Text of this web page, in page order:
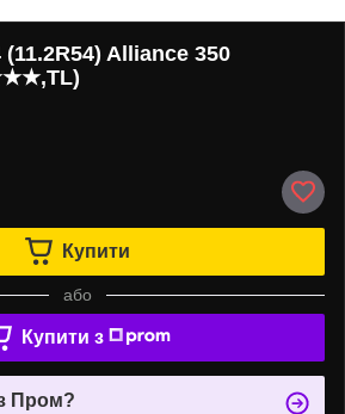
Alliance 350
Купити
або
Купити з
Пром?